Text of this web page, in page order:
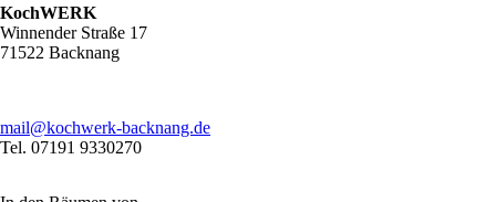
KochWERK
Winnender Straße 17
71522 Backnang
mail@kochwerk-backnang.de
Tel. 07191 9330270